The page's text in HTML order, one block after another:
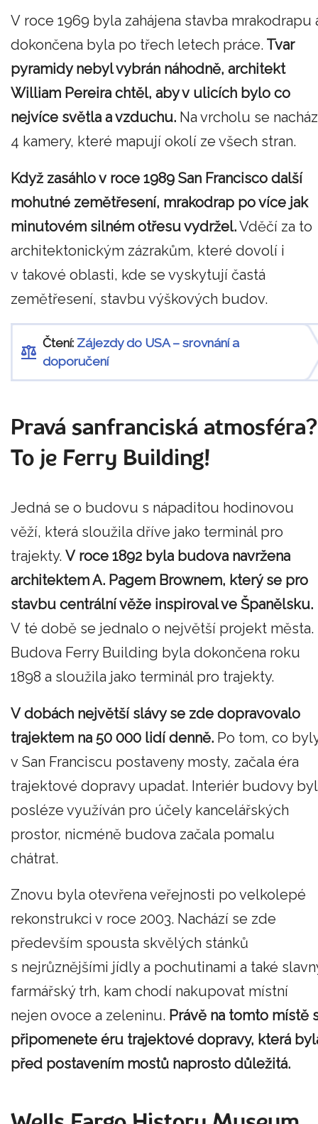
V roce 1969 byla zahájena stavba mrakodrapu
dokončena byla po třech letech práce. Tvar
pyramidy nebyl vybrán náhodně, architekt
William Pereira chtěl, aby v ulicích bylo co
nejvíce světla a vzduchu. Na vrcholu se
4 kamery, které mapují okolí ze všech stran.
Když zasáhlo v roce 1989 San Francisco další
mohutné zemětřesení, mrakodrap po více jak
minutovém silném otřesu vydržel.Vděčí za to
architektonickým zázrakům, které dovolí i
v takové oblasti, kde se vyskytují častá
zemětřesení, stavbu výškových budov.
Čtení: Zájezdy do USA – srovnání a
doporučení
Pravá sanfranciská atmosféra?
To je Ferry Building!
Jedná se o budovu s nápaditou hodinovou
věží, která sloužila dříve jako terminál pro
trajekty. V roce 1892 byla budova navržena
architektem A. Pagem Brownem, který se pro
stavbu centrální věže inspiroval ve Španělsku.
V té době se jednalo o největší projekt města.
Budova Ferry Building byla dokončena roku
1898 a sloužila jako terminál pro trajekty.
V dobách největší slávy se zde dopravovalo
trajektem na 50 000 lidí denně. Po tom, co
v San Franciscu postaveny mosty, začala éra
trajektové dopravy upadat. Interiér budovy byl
posléze využíván pro účely kancelářských
prostor, nicméně budova začala pomalu
chátrat.
Znovu byla otevřena veřejnosti po velkolepé
rekonstrukci v roce 2003. Nachází se zde
především spousta skvělých stánků
s nejrůznějšími jídly a pochutinami a také
farmářský trh, kam chodí nakupovat místní
nejen ovoce a zeleninu. Právě na tomto místě
připomenete éru trajektové dopravy, která
před postavením mostů naprosto důležitá.